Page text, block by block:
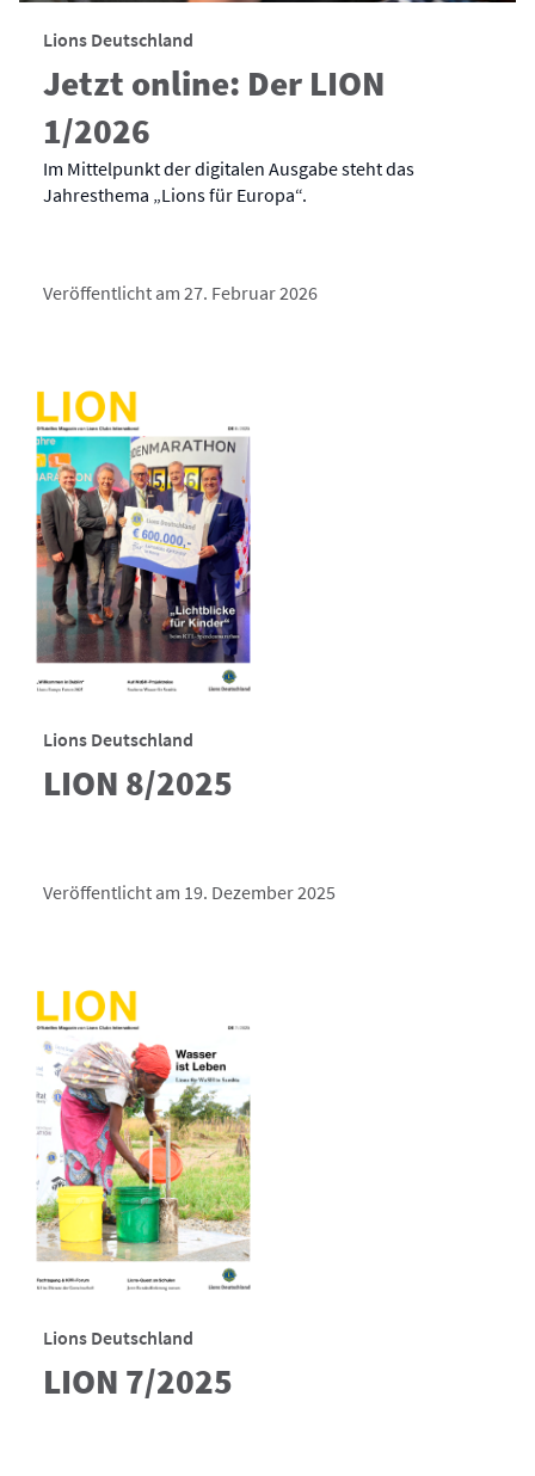
Lions Deutschland
Jetzt online: Der LION
1/2026
Im Mittelpunkt der digitalen Ausgabe steht das
Jahresthema „Lions für Europa“.
Veröffentlicht am 27. Februar 2026
Lions Deutschland
LION 8/2025
Veröffentlicht am 19. Dezember 2025
Lions Deutschland
LION 7/2025